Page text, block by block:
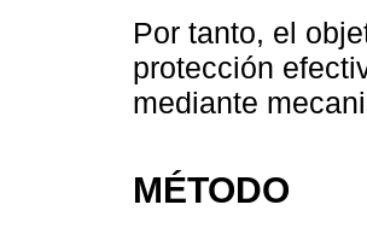
Por tanto, el
protección
mediante
MÉTODO